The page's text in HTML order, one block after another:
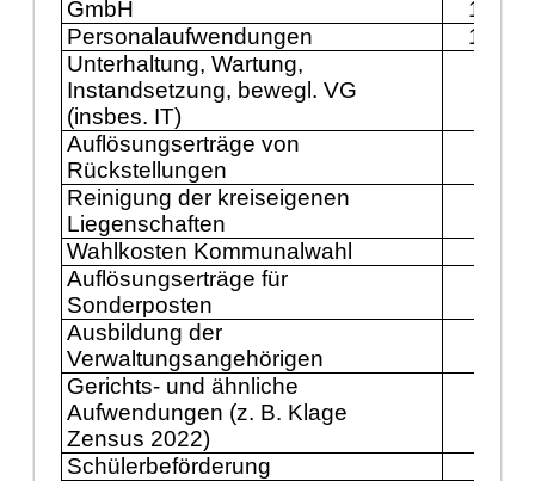
GmbH
Personalaufwendungen
Unterhaltung, Wartung,
Instandsetzung, bewegl. VG
(insbes. IT)
Auflösungserträge von
Rückstellungen
Reinigung der kreiseigenen
Liegenschaften
Wahlkosten Kommunalwahl
Auflösungserträge für
Sonderposten
Ausbildung der
Verwaltungsangehörigen
Gerichts- und ähnliche
Aufwendungen (z. B. Klage
Zensus 2022)
Schülerbeförderung